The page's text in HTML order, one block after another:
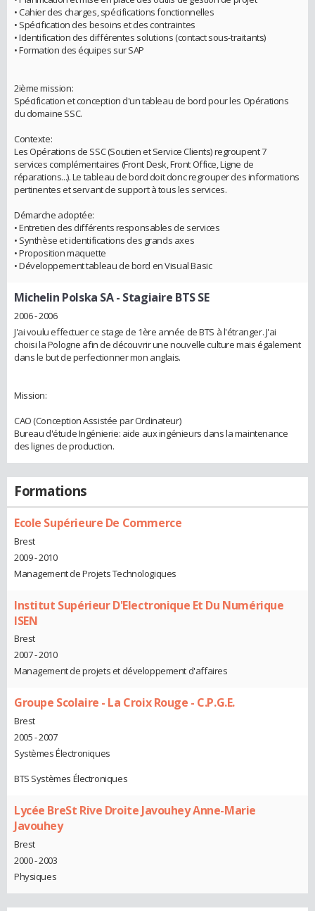
• Cahier des charges, spécifications fonctionnelles
• Spécification des besoins et des contraintes
• Identification des différentes solutions (contact sous-traitants)
• Formation des équipes sur SAP
2ième mission:
Spécification et conception d'un tableau de bord pour les Opérations
du domaine SSC.
Contexte:
Les Opérations de SSC (Soutien et Service Clients) regroupent 7
services complémentaires (Front Desk, Front Office, Ligne de
réparations...). Le tableau de bord doit donc regrouper des informations
pertinentes et servant de support à tous les services.
Démarche adoptée:
• Entretien des différents responsables de services
• Synthèse et identifications des grands axes
• Proposition maquette
• Développement tableau de bord en Visual Basic
Michelin Polska SA- Stagiaire BTS SE
2006 - 2006
J'ai voulu effectuer ce stage de 1ère année de BTS à l'étranger. J'ai
choisi la Pologne afin de découvrir une nouvelle culture mais également
dans le but de perfectionner mon anglais.
Mission:
CAO (Conception Assistée par Ordinateur)
Bureau d'étude Ingénierie: aide aux ingénieurs dans la maintenance
des lignes de production.
Formations
Ecole Supérieure De Commerce
Brest
2009 - 2010
Management de Projets Technologiques
Institut Supérieur D'Electronique Et Du Numérique
ISEN
Brest
2007 - 2010
Management de projets et développement d'affaires
Groupe Scolaire - La Croix Rouge - C.P.G.E.
Brest
2005 - 2007
Systèmes Électroniques
BTS Systèmes Électroniques
Lycée BreSt Rive Droite Javouhey Anne-Marie
Javouhey
Brest
2000 - 2003
Physiques